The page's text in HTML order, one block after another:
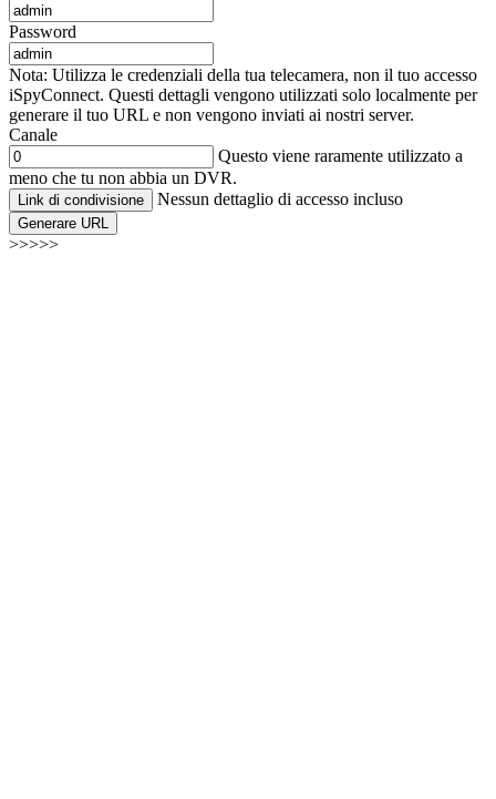
Password
Nota: Utilizza le credenziali della tua telecamera, non il tuo accesso
iSpyConnect. Questi dettagli vengono utilizzati solo localmente per
generare il tuo URL e non vengono inviati ai nostri server.
Canale
Questo viene raramente utilizzato a
meno che tu non abbia un DVR.
Link di condivisione Nessun dettaglio di accesso incluso
Generare URL
>>>>>